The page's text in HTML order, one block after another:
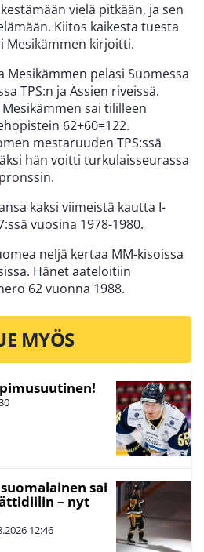
vielä pitkään, ja sen
Kiitos kaikesta tuesta
Mesikämmen kirjoitti.
Mesikämmen pelasi Suomessa
TPS:n ja Ässien riveissä.
sai tililleen
62+60=122.
mestaruuden TPS:ssä
hän voitti turkulaisseurassa
kaksi viimeistä kautta I-
vuosina 1978-1980.
neljä kertaa MM-kisoissa
Hänet aateloitiin
62 vuonna 1988.
MYÖS
sai
– nyt
12:46